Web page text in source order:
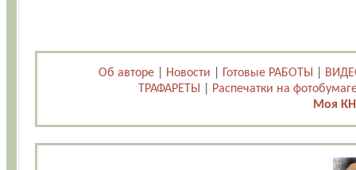
Об авторе Новости Готовые РАБОТЫ
ТРАФАРЕТЫ
Распечатки на
Моя